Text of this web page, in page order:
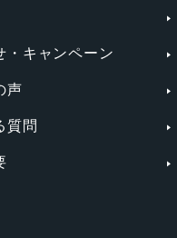
・キャンペーン
声
質問